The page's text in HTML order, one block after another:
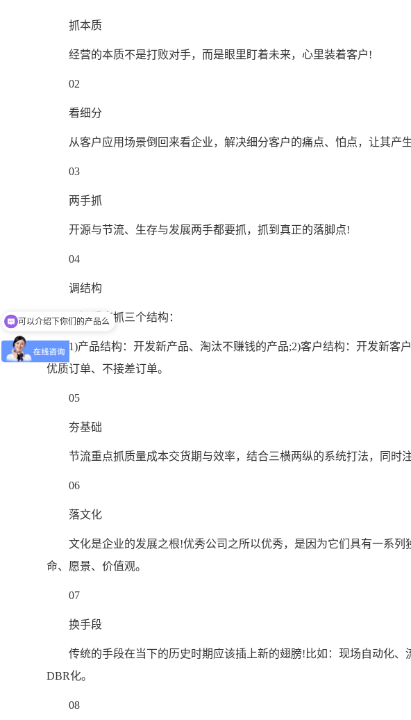
抓本质
经营的本质不是打败对手，而是眼里盯着未来，心里装着客户!
02
看细分
从客户应用场景倒回来看企业，解决细分客户的痛点、怕点，让其产生
03
两手抓
开源与节流、生存与发展两手都要抓，抓到真正的落脚点!
04
调结构
开源重点抓三个结构：
1)产品结构：开发新产品、淘汰不赚钱的产品;2)客户结构：开发新客户
优质订单、不接差订单。
05
夯基础
节流重点抓质量成本交货期与效率，结合三横两纵的系统打法，同时注
06
落文化
文化是企业的发展之根!优秀公司之所以优秀，是因为它们具有一系列
命、愿景、价值观。
07
换手段
传统的手段在当下的历史时期应该插上新的翅膀!比如：现场自动化、
DBR化。
08
可以介绍下你们的产品么